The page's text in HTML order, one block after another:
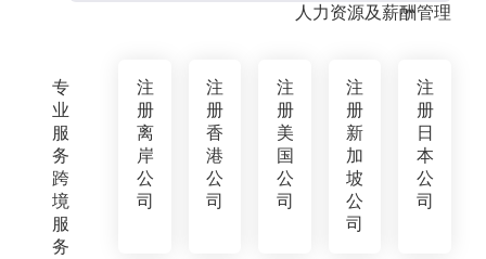
专
业
服
务
跨
境
服
务
人力资源及薪酬管理
注
册
离
岸
公
司
注
册
香
港
公
司
注
册
美
国
公
司
注
册
新
加
坡
公
司
注
册
日
本
公
司